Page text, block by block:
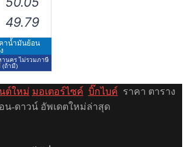
ต์ใหม่ มอเตอร์ไซค์ บิ๊กไบค์ ราคา ตาราง
น-ดาวน์ อัพเดตใหม่ล่าสุด